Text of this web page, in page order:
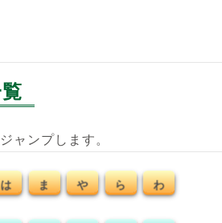
ャンプします。
は ま や ら わ